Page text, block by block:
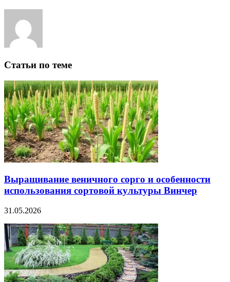
Статьи по теме
Выращивание веничного сорго и особенности
использования сортовой культуры Винчер
31.05.2026